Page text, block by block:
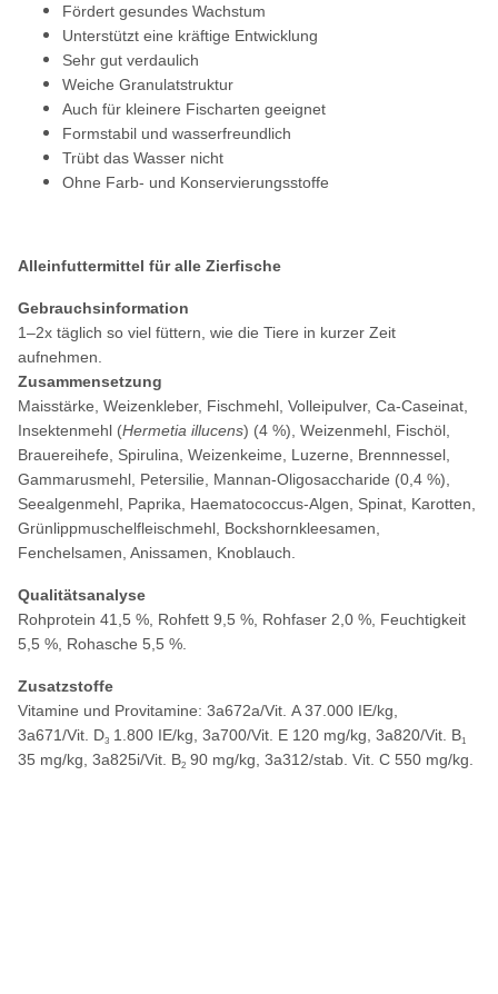
Fördert gesundes Wachstum
Unterstützt eine kräftige Entwicklung
Sehr gut verdaulich
Weiche Granulatstruktur
Auch für kleinere Fischarten geeignet
Formstabil und wasserfreundlich
Trübt das Wasser nicht
Ohne Farb- und Konservierungsstoffe
Alleinfuttermittel für alle Zierfische
Gebrauchsinformation
1–2x täglich so viel füttern, wie die Tiere in kurzer Zeit
aufnehmen.
Zusammensetzung
Maisstärke, Weizenkleber, Fischmehl, Volleipulver, Ca-Caseinat,
Insektenmehl (Hermetia illucens) (4 %), Weizen­mehl, Fischöl,
Brauerei­hefe, Spirulina, Weizenkeime, Luzerne, Brenn­nessel,
Gammarusmehl, Petersilie, Mannan-Oligo­saccharide (0,4 %),
Seealgenmehl, Paprika, Haematococcus-Algen, Spinat, Karotten,
Grünlippmuschelfleischmehl, Bockshornkleesamen,
Fenchelsamen, Anissamen, Knoblauch.
Qualitätsanalyse
Rohprotein 41,5 %, Rohfett 9,5 %, Rohfaser 2,0 %, Feuchtigkeit
5,5 %, Rohasche 5,5 %.
Zusatzstoffe
Vitamine und Provitamine: 3a672a/Vit. A 37.000 IE/kg,
3a671/Vit. D3 1.800 IE/kg, 3a700/Vit. E 120 mg/kg, 3a820/Vit. B1
35 mg/kg, 3a825i/Vit. B2 90 mg/kg, 3a312/stab. Vit. C 550 mg/kg.